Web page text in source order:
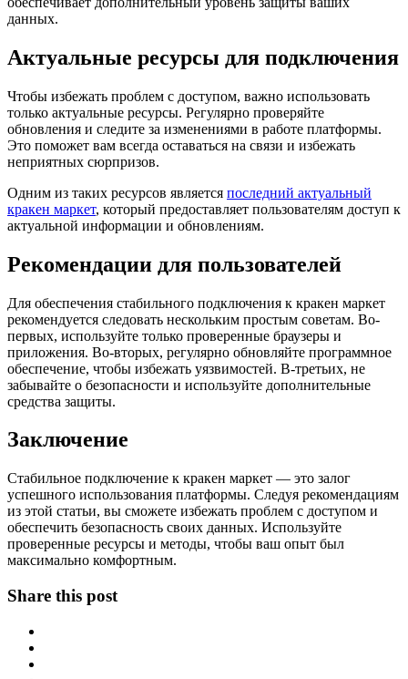
данных.
Актуальные ресурсы для подключения
Чтобы избежать проблем с доступом, важно использовать
только актуальные ресурсы. Регулярно проверяйте
обновления и следите за изменениями в работе платформы.
Это поможет вам всегда оставаться на связи и избежать
неприятных сюрпризов.
Одним из таких ресурсов является последний актуальный
кракен маркет, который предоставляет пользователям доступ к
актуальной информации и обновлениям.
Рекомендации для пользователей
Для обеспечения стабильного подключения к кракен маркет
рекомендуется следовать нескольким простым советам. Во-
первых, используйте только проверенные браузеры и
приложения. Во-вторых, регулярно обновляйте программное
обеспечение, чтобы избежать уязвимостей. В-третьих, не
забывайте о безопасности и используйте дополнительные
средства защиты.
Заключение
Стабильное подключение к кракен маркет — это залог
успешного использования платформы. Следуя рекомендациям
из этой статьи, вы сможете избежать проблем с доступом и
обеспечить безопасность своих данных. Используйте
проверенные ресурсы и методы, чтобы ваш опыт был
максимально комфортным.
Share this post